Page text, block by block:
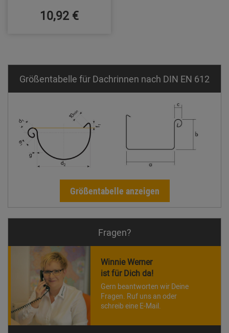
10,92 €
Größentabelle für Dachrinnen nach DIN EN 612
Größentabelle anzeigen
Fragen?
Winnie Werner
ist für Dich da!
Gern beantworten wir Deine
Fragen. Ruf uns an oder
schreib eine E-Mail.